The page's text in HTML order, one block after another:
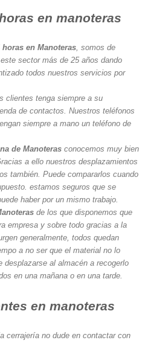
en manoteras
en Manoteras , somos de
sector más de 25 años dando
todos nuestros servicios por
clientes tenga siempre a su
de contactos. Nuestros teléfonos
siempre a mano un teléfono de
de Manoteras conocemos muy bien
a ello nuestros desplazamientos
también. Puede compararlos cuando
estamos seguros que se
haber por un mismo trabajo.
de los que disponemos que
empresa y sobre todo gracias a la
generalmente, todos quedan
a no ser que el material no lo
al almacén a recogerlo
en una mañana o en una tarde.
en manoteras
cerrajería no dude en contactar con